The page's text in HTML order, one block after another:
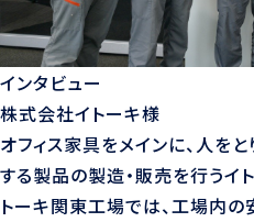
インタビュー
株式会社イトーキ様
オフィス家具をメインに、人をと
する製品の製造・販売を行うイ
トーキ関東工場では、工場内